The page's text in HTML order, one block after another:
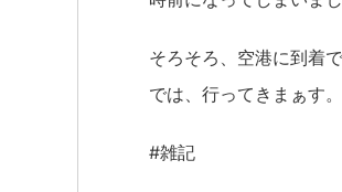
そろそろ、空港に到着で
では、行ってきまぁす。
#雑記